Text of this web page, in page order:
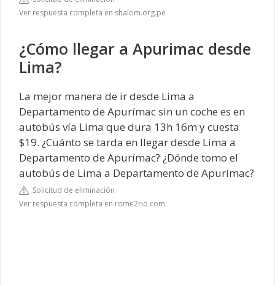
Ver respuesta completa en shalom.org.pe
¿Cómo llegar a Apurimac desde
Lima?
La mejor manera de ir desde Lima a
Departamento de Apurímac sin un coche es en
autobús vía Lima que dura 13h 16m y cuesta
$19. ¿Cuánto se tarda en llegar desde Lima a
Departamento de Apurímac? ¿Dónde tomo el
autobús de Lima a Departamento de Apurímac?
Solicitud de eliminación
Ver respuesta completa en rome2rio.com